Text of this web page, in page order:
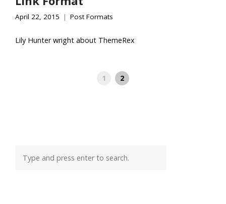
April 22, 2015 Post Formats
Lily Hunter wright about ThemeRex
1 2